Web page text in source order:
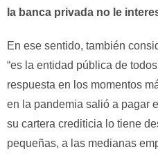
la banca privada no le
En ese sentido, también
“es la entidad pública de
respuesta en los momentos
en la pandemia salió a pagar
su cartera crediticia lo tiene
pequeñas, a las medianas